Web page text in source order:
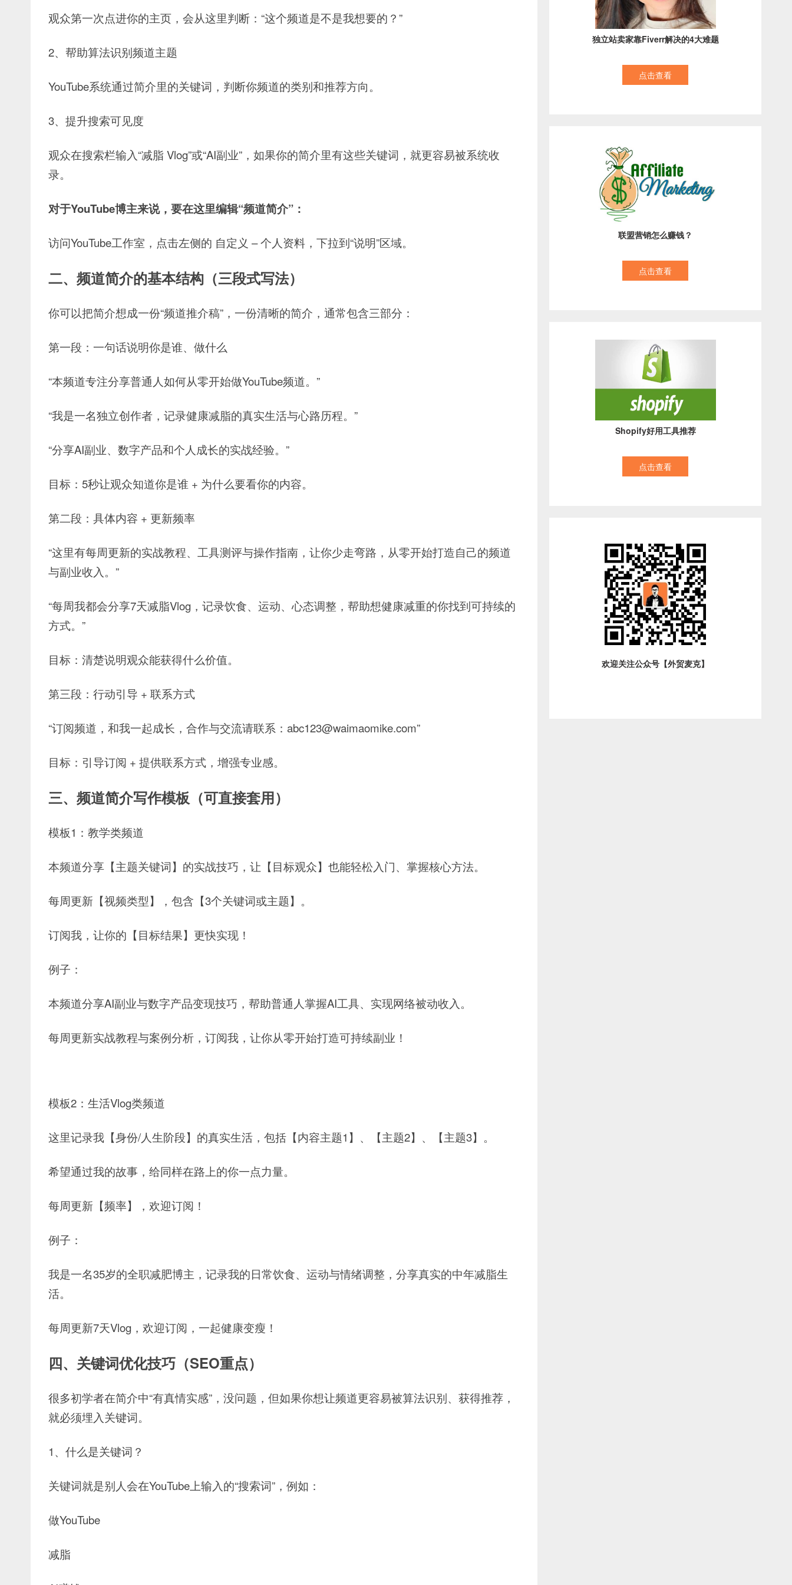
观众第一次点进你的主页，会从这里判断： “这个频道是不是我想要的？”
2、帮助算法识别频道主题
YouTube系统通过简介里的关键词，判断你频道的类别和推荐方向。
3、提升搜索可见度
观众在搜索栏输入“减脂 Vlog”或“AI副业”，如果你的简介里有这些关键词，就更容易被系统收
录。
对于YouTube博主来说，要在这里编辑“频道简介”：
访问YouTube工作室，点击左侧的 自定义 – 个人资料，下拉到“说明”区域。
二、频道简介的基本结构（三段式写法）
你可以把简介想成一份“频道推介稿”， 一份清晰的简介，通常包含三部分：
第一段：一句话说明你是谁、做什么
“本频道专注分享普通人如何从零开始做YouTube频道。”
“我是一名独立创作者，记录健康减脂的真实生活与心路历程。”
“分享AI副业、数字产品和个人成长的实战经验。”
目标：5秒让观众知道你是谁 + 为什么要看你的内容。
第二段：具体内容 + 更新频率
“这里有每周更新的实战教程、工具测评与操作指南，让你少走弯路，从零开始打造自己的频道
与副业收入。”
“每周我都会分享7天减脂Vlog，记录饮食、运动、心态调整，帮助想健康减重的你找到可持续的
方式。”
目标：清楚说明观众能获得什么价值。
第三段：行动引导 + 联系方式
“订阅频道，和我一起成长，合作与交流请联系：abc123@waimaomike.com”
目标：引导订阅 + 提供联系方式，增强专业感。
三、频道简介写作模板（可直接套用）
模板1：教学类频道
本频道分享【主题关键词】的实战技巧，让【目标观众】也能轻松入门、掌握核心方法。
每周更新【视频类型】，包含【3个关键词或主题】。
订阅我，让你的【目标结果】更快实现！
例子：
本频道分享AI副业与数字产品变现技巧，帮助普通人掌握AI工具、实现网络被动收入。
每周更新实战教程与案例分析，订阅我，让你从零开始打造可持续副业！
模板2：生活Vlog类频道
这里记录我【身份/人生阶段】的真实生活，包括【内容主题1】、【主题2】、【主题3】。
希望通过我的故事，给同样在路上的你一点力量。
每周更新【频率】，欢迎订阅！
例子：
我是一名35岁的全职减肥博主， 记录我的日常饮食、运动与情绪调整， 分享真实的中年减脂生
活。
每周更新7天Vlog， 欢迎订阅，一起健康变瘦！
四、关键词优化技巧（SEO重点）
很多初学者在简介中“有真情实感”，没问题，但如果你想让频道更容易被算法识别、获得推荐，
就必须埋入关键词。
1、什么是关键词？
关键词就是别人会在YouTube上输入的“搜索词”， 例如：
做YouTube
减脂
独立站卖家靠Fiverr解决的4大难题
点击查看
联盟营销怎么赚钱？
点击查看
Shopify好用工具推荐
点击查看
欢迎关注公众号【外贸麦克】